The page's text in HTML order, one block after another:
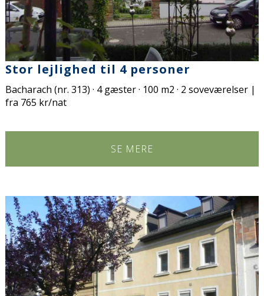
Stor lejlighed til 4 personer
Bacharach (nr. 313) · 4 gæster · 100 m2 · 2 soveværelser |
fra 765 kr/nat
SE MERE